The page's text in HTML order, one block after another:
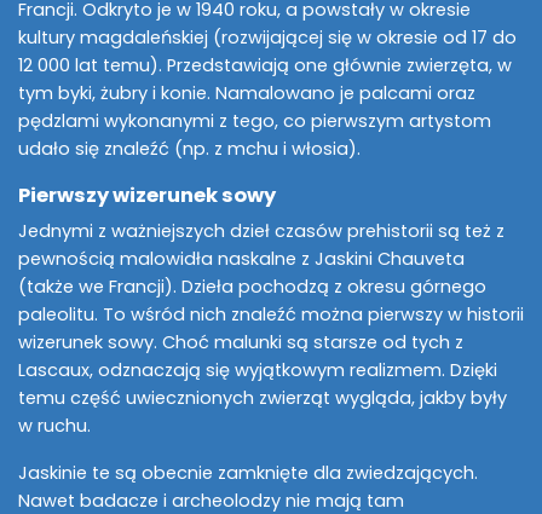
Francji. Odkryto je w 1940 roku, a powstały w okresie
kultury magdaleńskiej (rozwijającej się w okresie od 17 do
12 000 lat temu). Przedstawiają one głównie zwierzęta, w
tym byki, żubry i konie. Namalowano je palcami oraz
pędzlami wykonanymi z tego, co pierwszym artystom
udało się znaleźć (np. z mchu i włosia).
Pierwszy wizerunek sowy
Jednymi z ważniejszych dzieł czasów prehistorii są też z
pewnością malowidła naskalne z Jaskini Chauveta
(także we Francji). Dzieła pochodzą z okresu górnego
paleolitu. To wśród nich znaleźć można pierwszy w historii
wizerunek sowy. Choć malunki są starsze od tych z
Lascaux, odznaczają się wyjątkowym realizmem. Dzięki
temu część uwiecznionych zwierząt wygląda, jakby były
w ruchu.
Jaskinie te są obecnie zamknięte dla zwiedzających.
Nawet badacze i archeolodzy nie mają tam